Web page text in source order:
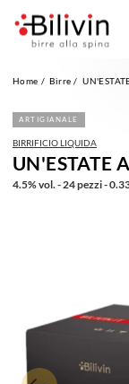
Home Birre
ARTIGIANALE
BIRRIFICIO LIQUIDA
UN'ESTATE
4.5% vol. - 24 pezzi -